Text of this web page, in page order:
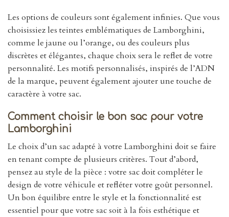
Les options de couleurs sont également infinies. Que vous
choisissiez les teintes emblématiques de Lamborghini,
comme le jaune ou l’orange, ou des couleurs plus
discrètes et élégantes, chaque choix sera le reflet de votre
personnalité. Les motifs personnalisés, inspirés de l’ADN
de la marque, peuvent également ajouter une touche de
caractère à votre sac.
Comment choisir le bon sac pour votre
Lamborghini
Le choix d’un sac adapté à votre Lamborghini doit se faire
en tenant compte de plusieurs critères. Tout d’abord,
pensez au style de la pièce : votre sac doit compléter le
design de votre véhicule et refléter votre goût personnel.
Un bon équilibre entre le style et la fonctionnalité est
essentiel pour que votre sac soit à la fois esthétique et